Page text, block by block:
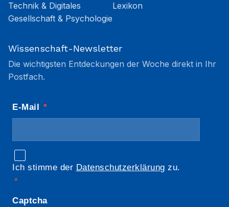
Technik & Digitales
Gesellschaft & Psychologie
Lexikon
Wissenschaft-Newsletter
Die wichtigsten Entdeckungen der Woche direkt in Ihr
Postfach.